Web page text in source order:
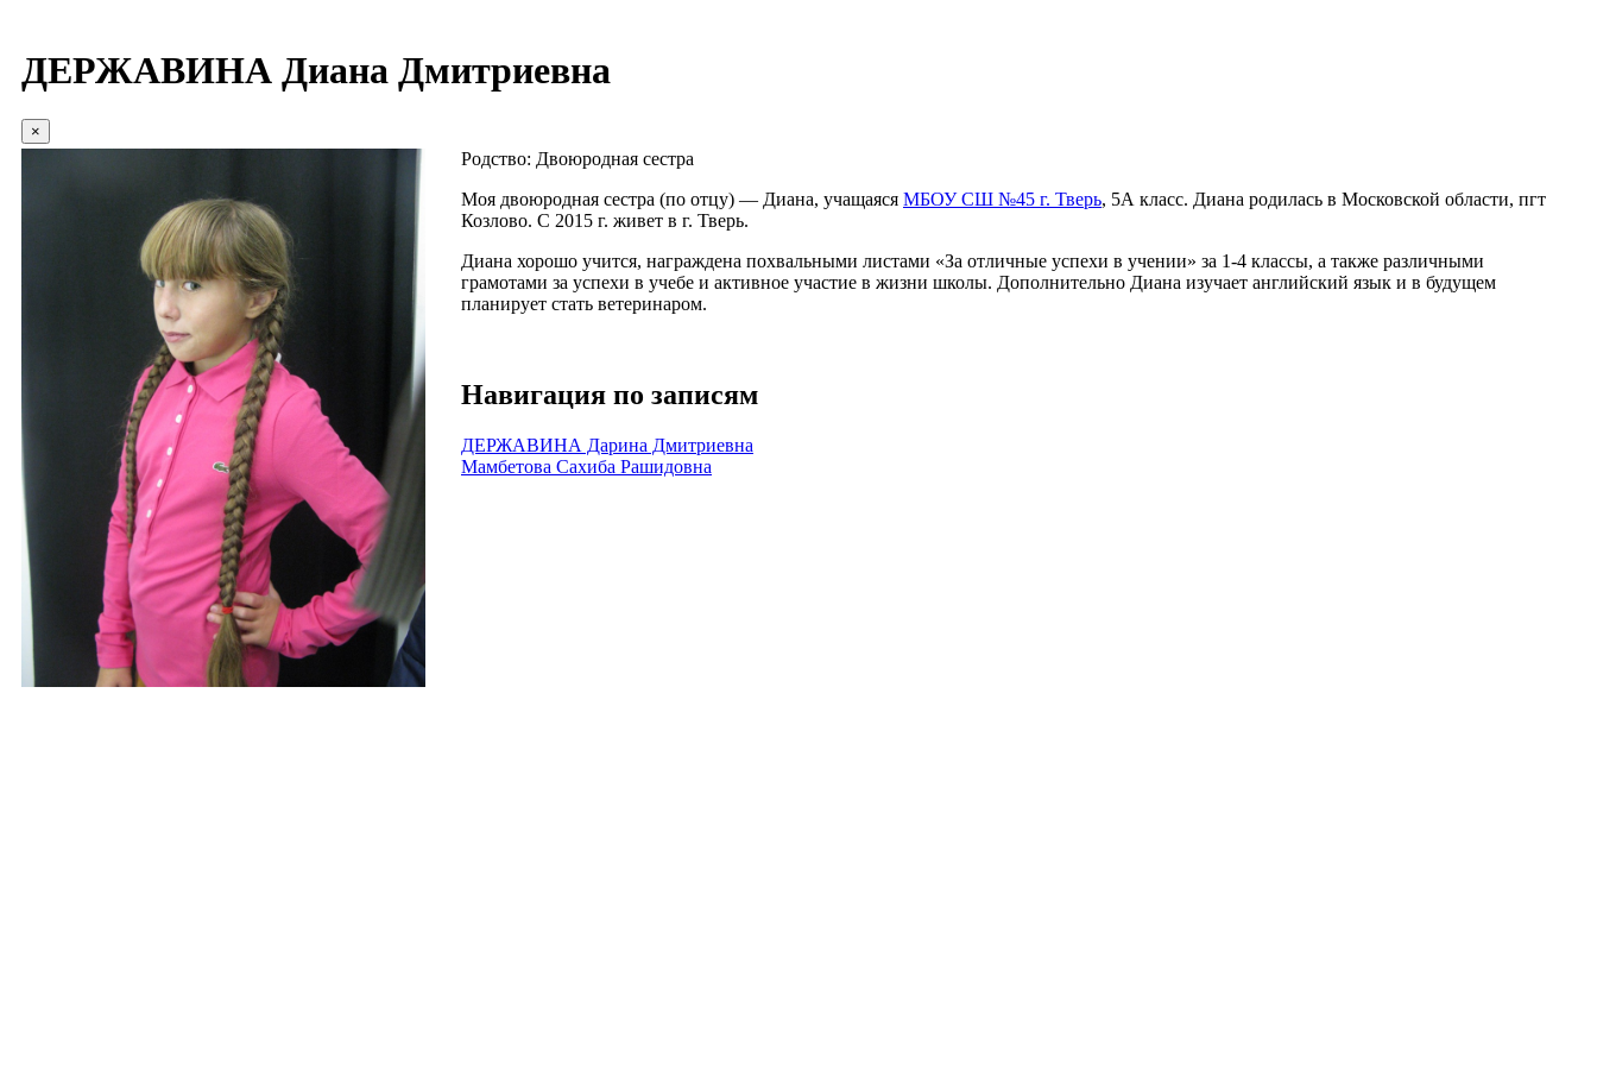
ДЕРЖАВИНА Диана Дмитриевна
×
Родство: Двоюродная сестра
Моя двоюродная сестра (по отцу) — Диана, учащаяся МБОУ СШ №45 г. Тверь, 5А класс. Диана родилась в Московской области, пгт
Козлово. С 2015 г. живет в г. Тверь.
Диана хорошо учится, награждена похвальными листами «За отличные успехи в учении» за 1-4 классы, а также различными
грамотами за успехи в учебе и активное участие в жизни школы. Дополнительно Диана изучает английский язык и в будущем
планирует стать ветеринаром.
Навигация по записям
ДЕРЖАВИНА Дарина Дмитриевна
Мамбетова Сахиба Рашидовна